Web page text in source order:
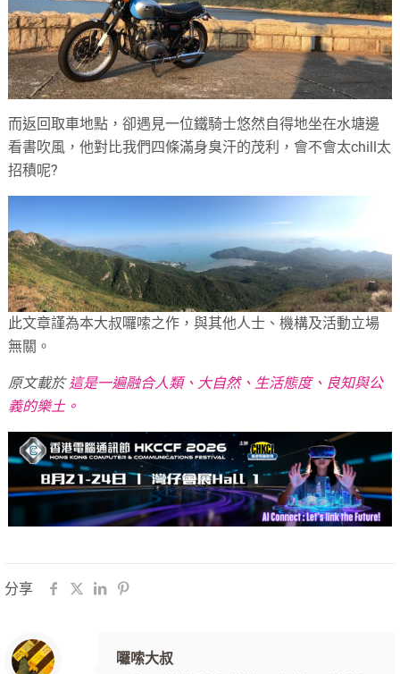
而返回取車地點，卻遇見一位鐵騎士悠然自得地坐在水塘邊
看書吹風，他對比我們四條滿身臭汗的茂利，會不會太chill太
招積呢?
此文章謹為本大叔囉嗦之作，與其他人士、機構及活動立場
無關。
原文載於 這是一遍融合人類、大自然、生活態度、良知與公
義的樂土。
分享
囉嗦大叔